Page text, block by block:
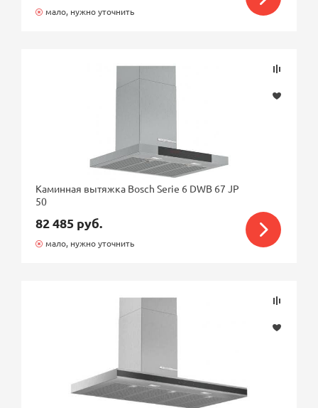
мало, нужно уточнить
Каминная вытяжка Bosch Serie 6 DWB 67 JP
50
82 485 руб.
мало, нужно уточнить